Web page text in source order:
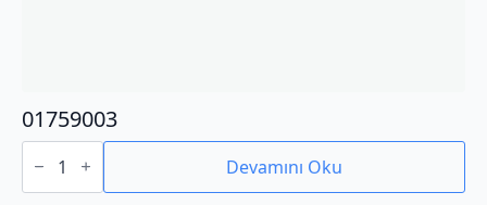
01759003
01759003
adet Devamını Oku